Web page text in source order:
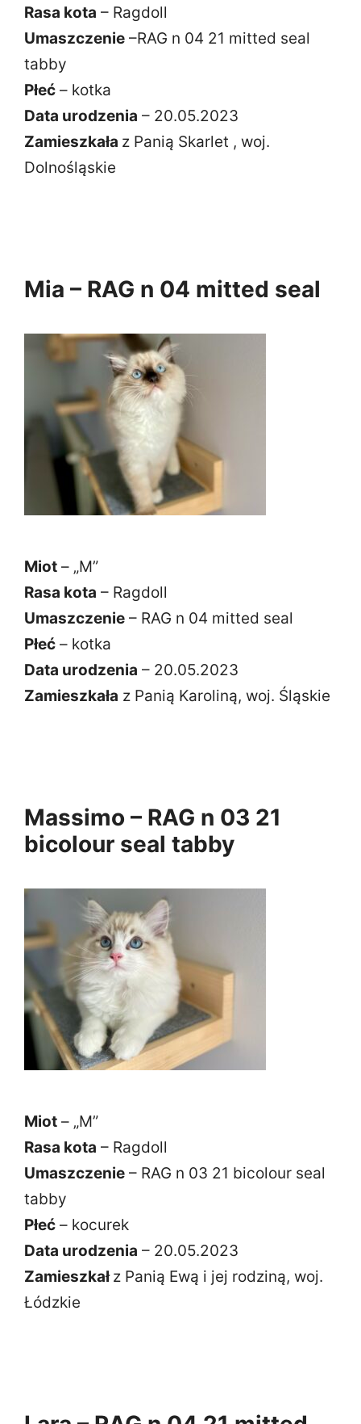
Rasa kota – Ragdoll
Umaszczenie –RAG n 04 21 mitted seal
tabby
Płeć – kotka
Data urodzenia – 20.05.2023
Zamieszkała z Panią Skarlet , woj.
Dolnośląskie
Mia – RAG n 04 mitted seal
Miot – „M”
Rasa kota – Ragdoll
Umaszczenie – RAG n 04 mitted seal
Płeć – kotka
Data urodzenia – 20.05.2023
Zamieszkała z Panią Karoliną, woj. Śląskie
Massimo – RAG n 03 21
bicolour seal tabby
Miot – „M”
Rasa kota – Ragdoll
Umaszczenie – RAG n 03 21 bicolour seal
tabby
Płeć – kocurek
Data urodzenia – 20.05.2023
Zamieszkałz Panią Ewą i jej rodziną, woj.
Łódzkie